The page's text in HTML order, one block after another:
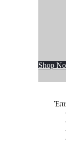
Shop